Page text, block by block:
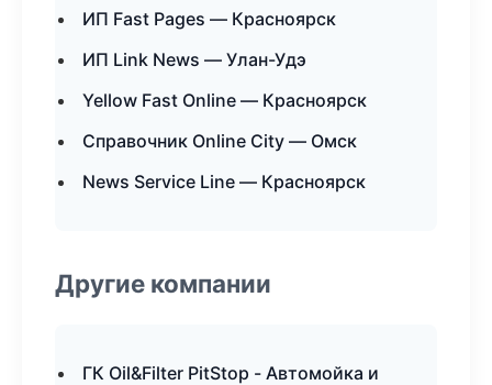
ИП Fast Pages — Красноярск
ИП Link News — Улан-Удэ
Yellow Fast Online — Красноярск
Справочник Online City — Омск
News Service Line — Красноярск
Другие компании
ГК Oil&Filter PitStop - Автомойка и